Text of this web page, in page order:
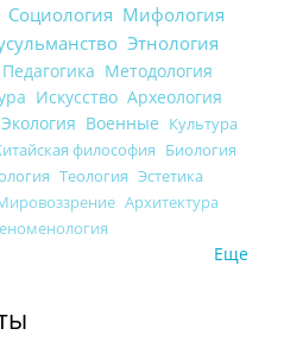
Социология Мифология
Этнология
Педагогика Методология
Искусство Археология
Экология Военные Культура
философия Биология
Теология Эстетика
Архитектура
Еще